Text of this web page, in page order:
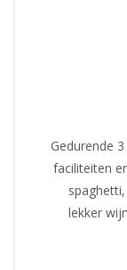
Gedurende
faciliteiten
lekker